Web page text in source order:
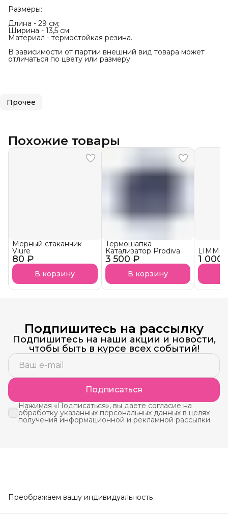
Размеры:
Длина - 29 см;
Ширина - 13,5 см;
Материал - термостойкая резина.
В зависимости от партии внешний вид товара может
отличаться по цвету или размеру.
Прочее
Похожие товары
80 ₽
Мерный стаканчик
Viure
В корзину
3 500 ₽
Термошапка
Катализатор Prodiva
В корзину
1 000
LIMM
Подпишитесь на рассылку
Подпишитесь на наши акции и новости,
чтобы быть в курсе всех событий!
Подписаться
Нажимая «Подписаться», вы даете согласие на
обработку указанных персональных данных в целях
получения информационной и рекламной рассылки
Преображаем вашу индивидуальность